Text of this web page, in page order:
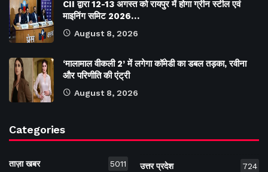
CII द्वारा 12-13 अगस्त को रायपुर में होगा ग्रीन स्टील एवं
माइनिंग समिट 2026…
August 8, 2026
‘मालामाल वीकली 2’ में लगेगा कॉमेडी का डबल तड़का, रवीना
और परिणीति की एंट्री
August 8, 2026
Categories
ताज़ा खबर 5011 उत्तर प्रदेश 724